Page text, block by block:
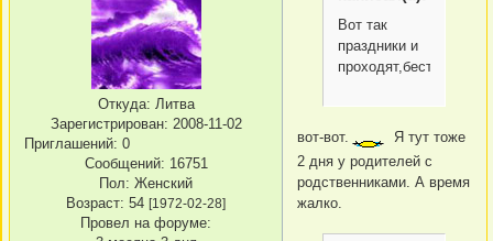
Откуда: Литва
Зарегистрирован: 2008-11-02
Приглашений: 0
Сообщений: 16751
Пол: Женский
Возраст: 54 [1972-02-28]
Провел на форуме:
Вот так
праздники и
проходят,бестолково
вот-вот.
Я тут тоже
2 дня у родителей с
родственниками. А время
жалко.